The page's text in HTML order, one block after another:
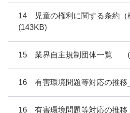
14 児童の権利に関する条約
(143KB)
15 業界自主規制団体一覧
16 有害環境問題等対応の推
16 有害環境問題等対応の推